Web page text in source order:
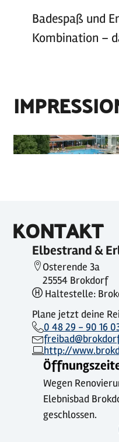
Badespaß und
Kombination –
KONTAKT
Elbestrand &
Osterende 3a
25554 Brokdorf
Haltestelle:
Plane jetzt deine
0 48 29 - 90 16
http://
Wegen
Elebnisbad
geschlossen.